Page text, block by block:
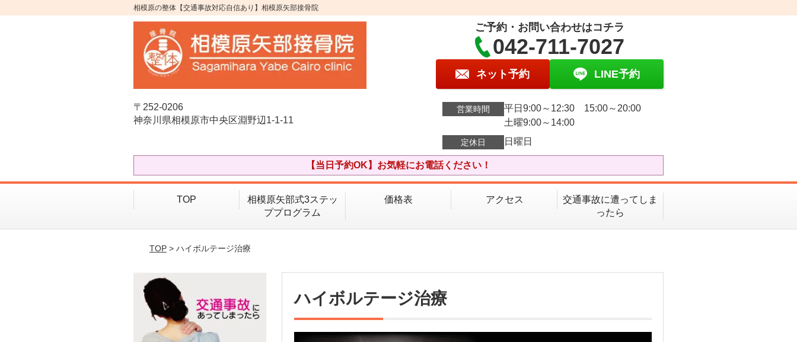
相模原の整体【交通事故対応自信あり】相模原矢部接骨院
〒252-0206
神奈川県相模原市中央区淵野辺1-1-11
ご予約・お問い合わせはコチラ
042-711-7027
ネット予約 LINE予約
営業時間
平日9:00～12:30 15:00～20:00
土曜9:00～14:00
定休日 日曜日
【当日予約OK】お気軽にお電話ください！
TOP
相模原矢部式3ステッ
ププログラム
価格表 アクセス
交通事故に遭ってしま
ったら
TOP> ハイボルテージ治療
ハイボルテージ治療